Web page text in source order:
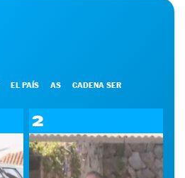
EL PAÍS AS CADENA SER
2